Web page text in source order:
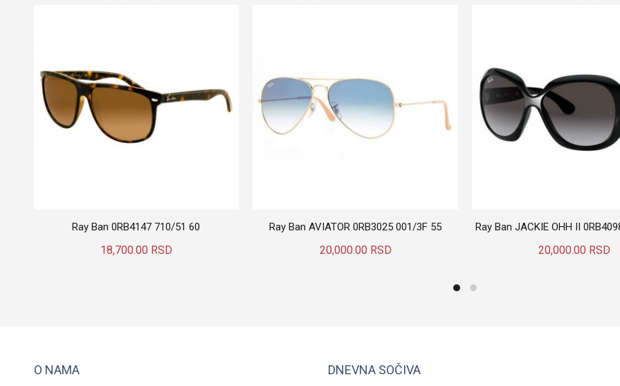
Ray Ban 0RB4147 710/51 60
18,700.00 RSD
Ray Ban AVIATOR 0RB3025 001/3F 55
20,000.00 RSD
Ray Ban JACKIE OHH II
20,000.00 RSD
O NAMA DNEVNA SOČIVA